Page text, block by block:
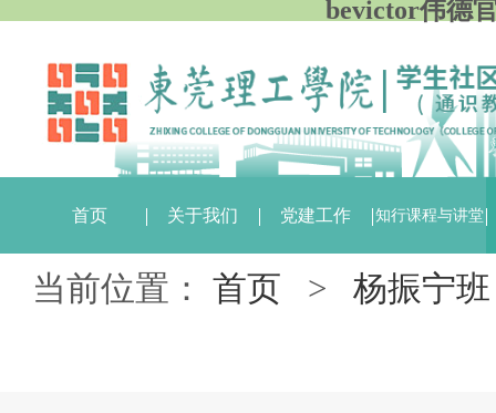
bevictor伟德
首页 关于我们 党建工作 知行课程与讲堂
当前位置：首页 >杨振宁班